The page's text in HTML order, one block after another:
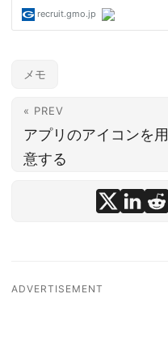
メモ
« PREV
アプリのアイコンを用
意する
ADVERTISEMENT